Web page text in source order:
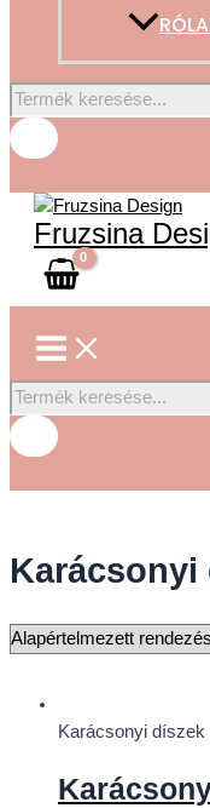
Fruzsina
Karácsonyi
Karácsonyi díszek